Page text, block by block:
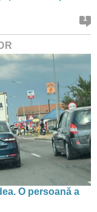
1
O persoană a